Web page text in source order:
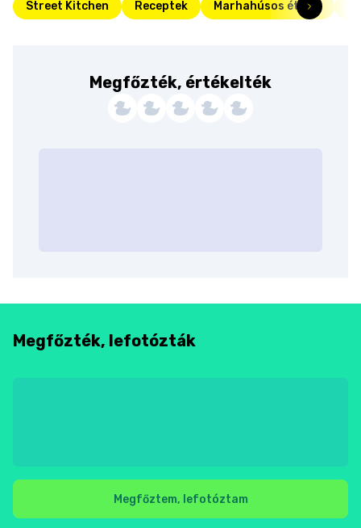
Street Kitchen Receptek Marhahúsos ételek
Megfőzték, értékelték
Megfőzték, lefotózták
Megfőztem, lefotóztam